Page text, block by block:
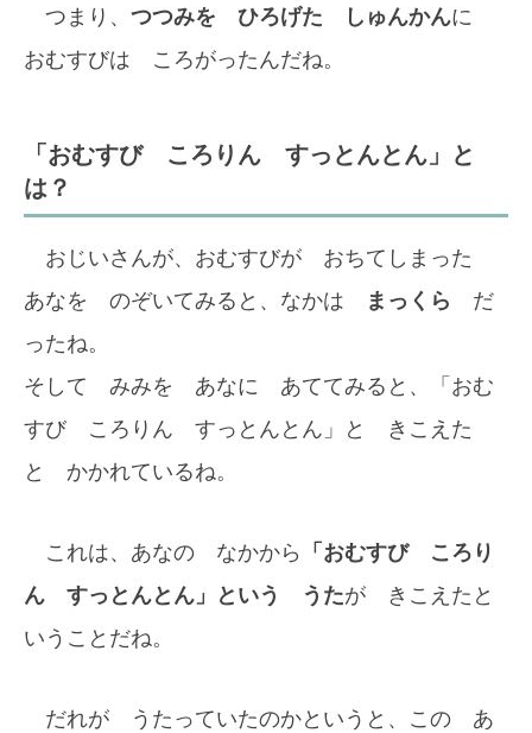
つまり、 つつみを ひろげた しゅんかんに
おむすびは ころがったんだね。
「おむすび ころりん すっとんとん」と
は？
おじいさんが、おむすびが おちてしまった
あなを のぞいてみると、なかは
まっくら だ
ったね。
そして みみを あなに あててみると、「おむ
すび ころりん すっとんとん」と きこえた
と かかれているね。
これは、あなの なかから
「おむすび ころり
ん すっとんとん」という うたが きこえたと
いうことだね。
だれが うたっていたのかというと、この あ